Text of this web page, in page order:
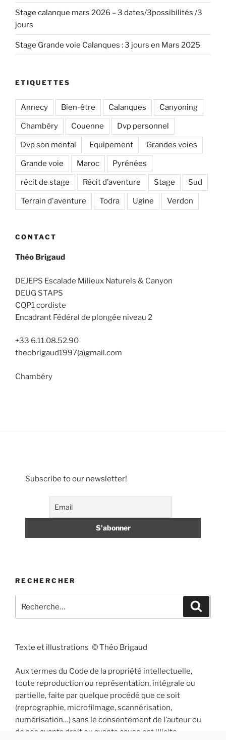
Stage calanque mars 2026 – 3 dates/3possibilités /3
jours
Stage Grande voie Calanques : 3 jours en Mars 2025
ETIQUETTES
Annecy Bien-être Calanques Canyoning
Chambéry Couenne Dvp personnel
Dvp son mental Equipement Grandes voies
Grande voie Maroc Pyrénées
récit de stage Récit d’aventure Stage Sud
Terrain d'aventure Todra Ugine Verdon
CONTACT
Théo Brigaud
DEJEPS Escalade Milieux Naturels & Canyon
DEUG STAPS
CQP1 cordiste
Encadrant Fédéral de plongée niveau 2
+33 6.11.08.52.90
theobrigaud1997(a)gmail.com
Chambéry
Subscribe to our newsletter!
RECHERCHER
pour
Texte et illustrations © Théo Brigaud
Aux termes du Code de la propriété intellectuelle,
toute reproduction ou représentation, intégrale ou
partielle, faite par quelque procédé que ce soit
(reprographie, microfilmage, scannérisation,
numérisation…) sans le consentement de l’auteur ou
de ses ayants droit ou ayants cause est illicite